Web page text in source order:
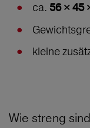
ca. 56 × 45
kleine
Wie streng